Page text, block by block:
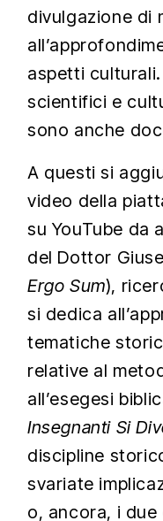
divulgazione di
aspetti
scientifici e
sono anche
A questi si
video della
su YouTube da
del Dottor
Ergo Sum),
si dedica
tematiche
relative al
all’esegesi
Insegnanti Si
discipline
svariate
o, ancora, i